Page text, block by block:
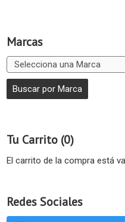
Marcas
Tu Carrito (0)
El carrito de la compra está
Redes Sociales